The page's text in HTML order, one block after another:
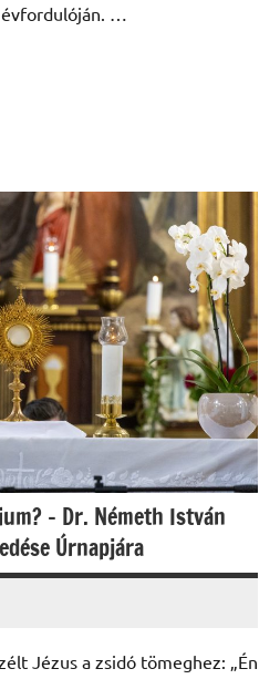
…
– Dr. Németh István
Úrnapjára
Jézus a zsidó tömeghez: „Én